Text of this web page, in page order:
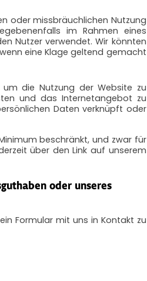
oder missbräuchlichen Nutzung
im Rahmen eines
Nutzer verwendet. Wir könnten
eine Klage geltend gemacht
die Nutzung der Website zu
und das Internetangebot zu
Daten verknüpft oder
beschränkt, und zwar für
über den Link auf unserem
oder unseres
Formular mit uns in Kontakt zu